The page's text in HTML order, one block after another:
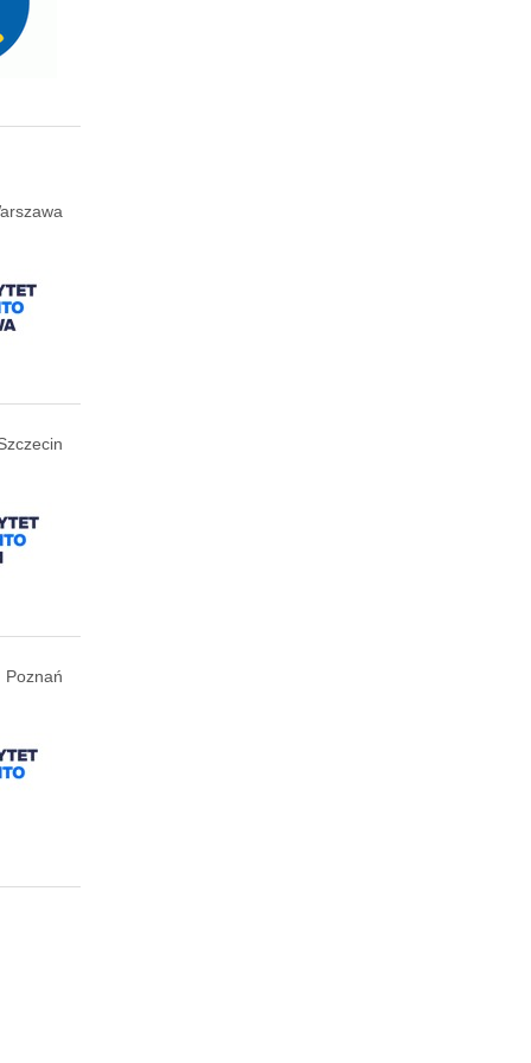
Poznań